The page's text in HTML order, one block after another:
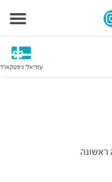
עזריאלי גיפטקארד
ראשונה